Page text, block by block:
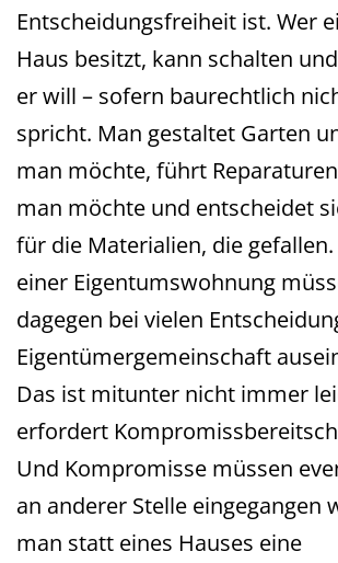
Entscheidungsfreiheit ist. Wer
Haus besitzt, kann schalten
er will – sofern baurechtlich
spricht. Man gestaltet Garten
man möchte, führt
man möchte und entscheidet
für die Materialien, die
einer Eigentumswohnung
dagegen bei vielen
Eigentümergemeinschaft
Das ist mitunter nicht immer
erfordert
Und Kompromisse müssen
an anderer Stelle eingegangen
man statt eines Hauses eine